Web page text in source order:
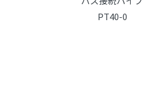
PT40-0